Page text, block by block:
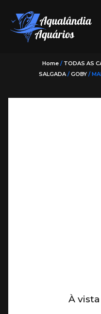
Home / TODAS AS
SALGADA/GOBY/
À vista